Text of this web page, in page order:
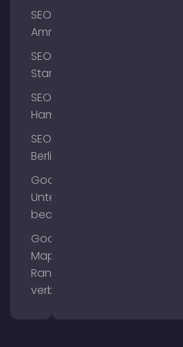
SEO
Ammersee
SEO
Starnberg
SEO
Hamburg
SEO
Berlin
Google
Unternehmensprofil
bearbeiten
Google
Maps
Ranking
verbessern